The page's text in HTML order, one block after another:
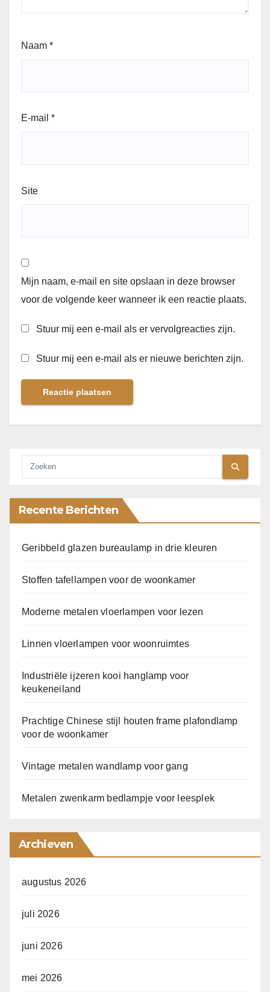
Naam *
E-mail *
Site
Mijn naam, e-mail en site opslaan in deze browser
voor de volgende keer wanneer ik een reactie plaats.
Stuur mij een e-mail als er vervolgreacties zijn.
Stuur mij een e-mail als er nieuwe berichten zijn.
Recente Berichten
Geribbeld glazen bureaulamp in drie kleuren
Stoffen tafellampen voor de woonkamer
Moderne metalen vloerlampen voor lezen
Linnen vloerlampen voor woonruimtes
Industriële ijzeren kooi hanglamp voor
keukeneiland
Prachtige Chinese stijl houten frame plafondlamp
voor de woonkamer
Vintage metalen wandlamp voor gang
Metalen zwenkarm bedlampje voor leesplek
Archieven
augustus 2026
juli 2026
juni 2026
mei 2026